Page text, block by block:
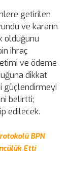
getirilen
ve kararın
olduğunu
ihraç
ve ödeme
dikkat
güçlendirmeyi
belirtti;
edilecek.
BPN
Etti